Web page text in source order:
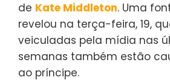
de Kate Middleton. Uma
revelou na terça-feira, 19,
veiculadas pela mídia nas
semanas também estão
ao príncipe.